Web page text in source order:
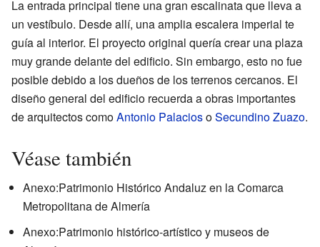
La entrada principal tiene una gran escalinata que lleva a
un vestíbulo. Desde allí, una amplia escalera imperial te
guía al interior. El proyecto original quería crear una plaza
muy grande delante del edificio. Sin embargo, esto no fue
posible debido a los dueños de los terrenos cercanos. El
diseño general del edificio recuerda a obras importantes
de arquitectos comoAntonio PalaciosoSecundino Zuazo.
Véase también
Anexo:Patrimonio Histórico Andaluz en la Comarca
Metropolitana de Almería
Anexo:Patrimonio histórico-artístico y museos de